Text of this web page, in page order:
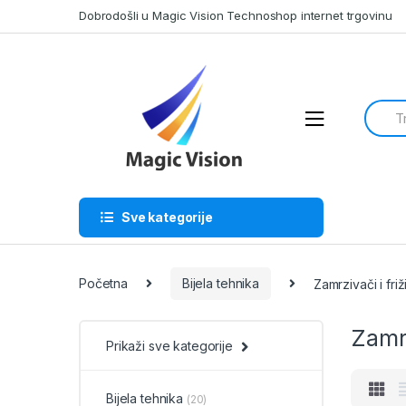
to
to
Dobrodošli u Magic Vision Technoshop internet trgovinu
for:
Sve kategorije
Početna Bijela tehnika Zamrzivači i
Prikaži sve kategorije
Bijela tehnika (20)